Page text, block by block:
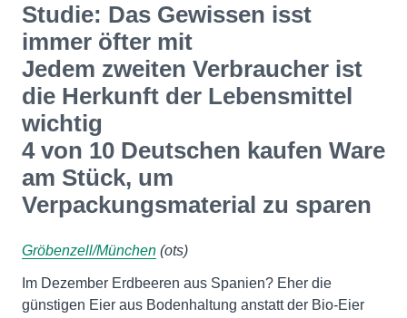
Studie: Das Gewissen isst
immer öfter mit
Jedem zweiten Verbraucher ist
die Herkunft der Lebensmittel
wichtig
4 von 10 Deutschen kaufen Ware
am Stück, um
Verpackungsmaterial zu sparen
Gröbenzell/München (ots)
Im Dezember Erdbeeren aus Spanien? Eher die
günstigen Eier aus Bodenhaltung anstatt der Bio-Eier